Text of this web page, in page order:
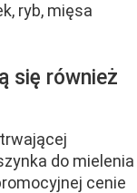
ryb, mięsa
się również
do mielenia
cenie